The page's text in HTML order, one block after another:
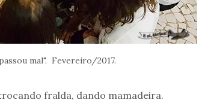
mal". Fevereiro/2017.
fralda, dando mamadeira.